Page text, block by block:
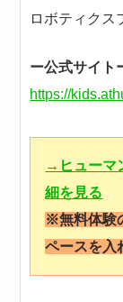
ロボティクス
ー公式サイト
https://
→ヒューマ
細を見る
※無料体験
ペースを入